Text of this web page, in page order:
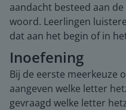
aandacht besteed aan
woord. Leerlingen
dat aan het begin of in
Inoefening
Bij de eerste meerkeuze
aangeven welke letter
gevraagd welke letter